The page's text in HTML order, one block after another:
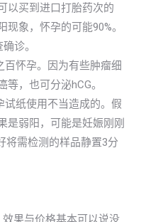
以买到进口打胎药次的
象，怀孕的可能90%。
诊。
怀孕。因为有些肿瘤细
，也可分泌hCG。
试纸使用不当造成的。假
是弱阳，可能是妊娠刚刚
将需检测的样品静置3分
果与价格基本可以说没